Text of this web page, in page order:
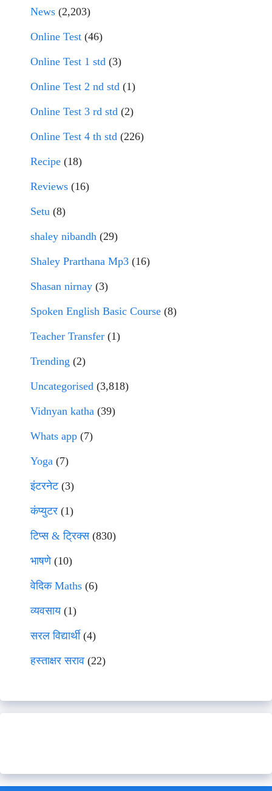
News (2,203)
Online Test (46)
Online Test 1 std (3)
Online Test 2 nd std (1)
Online Test 3 rd std (2)
Online Test 4 th std (226)
Recipe (18)
Reviews (16)
Setu (8)
shaley nibandh (29)
Shaley Prarthana Mp3 (16)
Shasan nirnay (3)
Spoken English Basic Course (8)
Teacher Transfer (1)
Trending (2)
Uncategorised (3,818)
Vidnyan katha (39)
Whats app (7)
Yoga (7)
इंटरनेट(3)
कंप्युटर (1)
टिप्स & ट्रिक्स(830)
भाषणे(10)
वेदिक Maths (6)
व्यवसाय(1)
सरल विद्यार्थी(4)
हस्ताक्षर सराव (22)